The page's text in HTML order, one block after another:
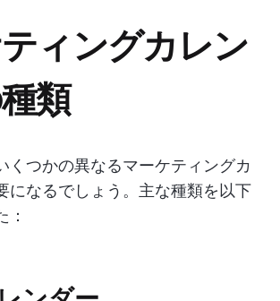
ィングカレン
類
くつかの異なるマーケティングカ
になるでしょう。主な種類を以下
：